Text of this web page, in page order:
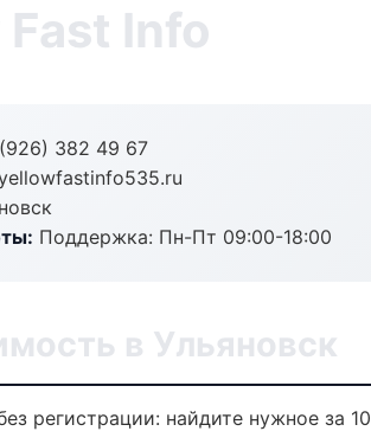
Info
382 49 67
Поддержка: Пн-Пт 09:00-18:00
в Ульяновск
регистрации: найдите нужное за